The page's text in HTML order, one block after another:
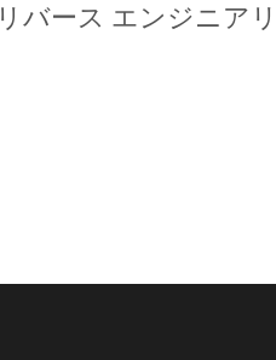
リバース エンジニア